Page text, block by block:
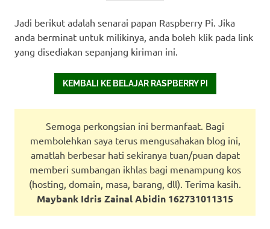
Jadi berikut adalah senarai papan Raspberry Pi. Jika
anda berminat untuk milikinya, anda boleh klik pada link
yang disediakan sepanjang kiriman ini.
KEMBALI KE BELAJAR RASPBERRY PI
Semoga perkongsian ini bermanfaat. Bagi
membolehkan saya terus mengusahakan blog ini,
amatlah berbesar hati sekiranya tuan/puan dapat
memberi sumbangan ikhlas bagi menampung kos
(hosting, domain, masa, barang, dll). Terima kasih.
Maybank Idris Zainal Abidin 162731011315